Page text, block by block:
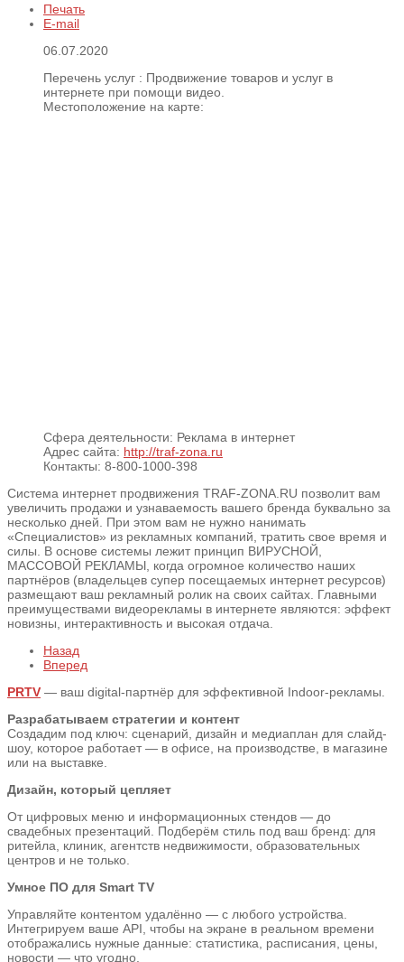
Печать
E-mail
06.07.2020
Перечень услуг : Продвижение товаров и услуг в
интернете при помощи видео.
Местоположение на карте:
Сфера деятельности: Реклама в интернет
Адрес сайта: http://traf-zona.ru
Контакты: 8-800-1000-398
Система интернет продвижения TRAF-ZONA.RU позволит вам
увеличить продажи и узнаваемость вашего бренда буквально за
несколько дней. При этом вам не нужно нанимать
«Специалистов» из рекламных компаний, тратить свое время и
силы. В основе системы лежит принцип ВИРУСНОЙ,
МАССОВОЙ РЕКЛАМЫ, когда огромное количество наших
партнёров (владельцев супер посещаемых интернет ресурсов)
размещают ваш рекламный ролик на своих сайтах. Главными
преимуществами видеорекламы в интернете являются: эффект
новизны, интерактивность и высокая отдача.
Назад
Вперед
PRTV — ваш digital-партнёр для эффективной Indoor-рекламы.
Разрабатываем стратегии и контент
Создадим под ключ: сценарий, дизайн и медиаплан для слайд-
шоу, которое работает — в офисе, на производстве, в магазине
или на выставке.
Дизайн, который цепляет
От цифровых меню и информационных стендов — до
свадебных презентаций. Подберём стиль под ваш бренд: для
ритейла, клиник, агентств недвижимости, образовательных
центров и не только.
Умное ПО для Smart TV
Управляйте контентом удалённо — с любого устройства.
Интегрируем ваше API, чтобы на экране в реальном времени
отображались нужные данные: статистика, расписания, цены,
новости — что угодно.